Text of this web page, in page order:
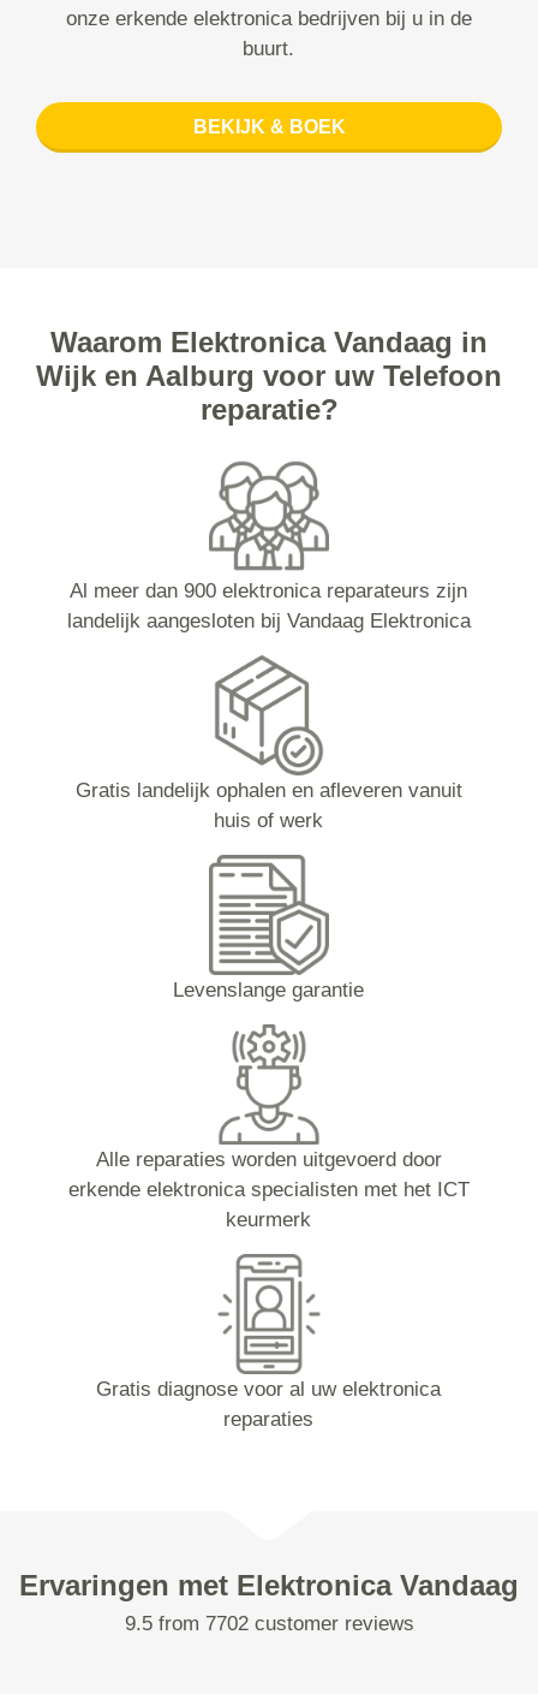
onze erkende elektronica bedrijven bij u in de
buurt.
BEKIJK & BOEK
Waarom Elektronica Vandaag in
Wijk en Aalburg voor uw Telefoon
reparatie?
Al meer dan 900 elektronica reparateurs zijn
landelijk aangesloten bij Vandaag Elektronica
Gratis landelijk ophalen en afleveren vanuit
huis of werk
Levenslange garantie
Alle reparaties worden uitgevoerd door
erkende elektronica specialisten met het ICT
keurmerk
Gratis diagnose voor al uw elektronica
reparaties
Ervaringen met Elektronica Vandaag
9.5 from 7702 customer reviews